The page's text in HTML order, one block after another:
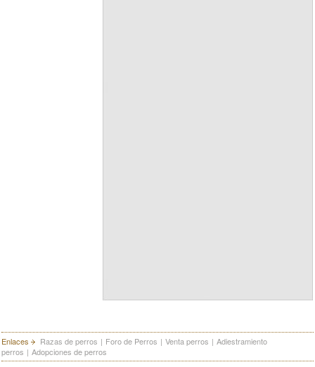
Enlaces Razas de perros | Foro de Perros | Venta perros | Adiestramiento
perros | Adopciones de perros